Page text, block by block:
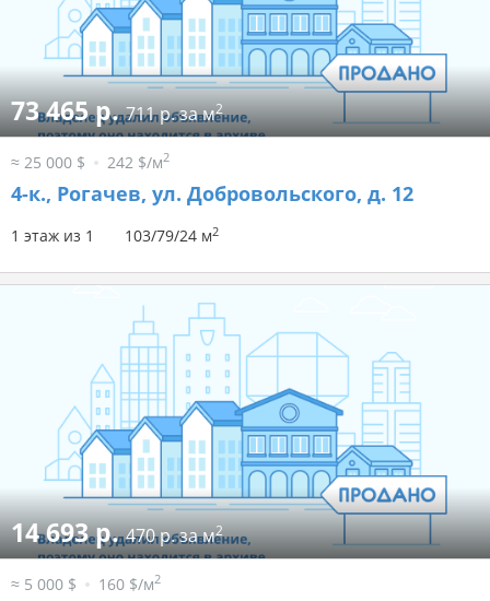
73 465 р.711 р. за м2
≈ 25 000 $ 242 $/м2
4-к., Рогачев, ул. Добровольского, д. 12
1 этаж из 1 103/79/24 м2
14 693 р.470 р. за м2
≈ 5 000 $ 160 $/м2